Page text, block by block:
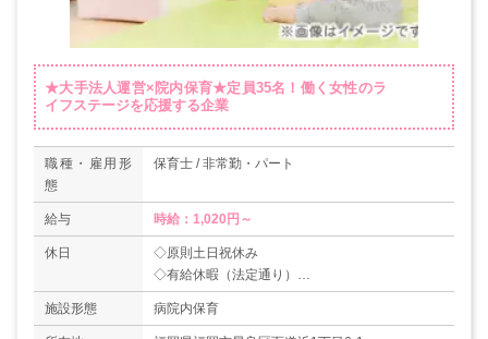
★大手法人運営×院内保育★定員35名！働く女性のラ
イフステージを応援する企業
職種・雇用形
態
保育士 / 非常勤・パート
給与 時給：1,020円～
休日
◇原則土日祝休み
◇有給休暇（法定通り）
◇産休・育休制度あり
＊年間休日120日
施設形態 病院内保育